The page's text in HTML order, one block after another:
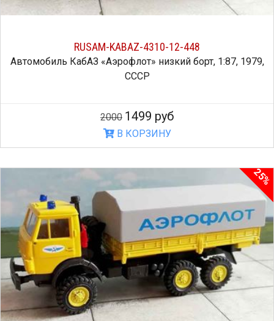
RUSAM-KABAZ-4310-12-448
Автомобиль КабАЗ «Аэрофлот» низкий борт, 1:87, 1979,
СССР
2000 1499 руб
В КОРЗИНУ
25%